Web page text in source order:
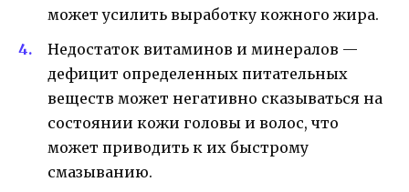
может усилить выработку кожного жира.
Недостаток витаминов и минералов —
дефицит определенных питательных
веществ может негативно сказываться на
состоянии кожи головы и волос, что
может приводить к их быстрому
смазыванию.